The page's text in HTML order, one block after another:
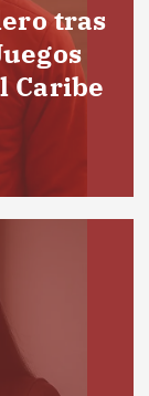
tras
Caribe